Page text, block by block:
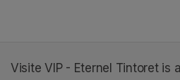
Visite VIP - Eternel Tintoret is